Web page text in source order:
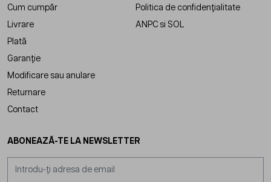
Cum cumpăr
Livrare
Plată
Garanție
Modificare sau anulare
Returnare
Contact
Politica de confidențialitate
ANPC si SOL
ABONEAZĂ-TE LA NEWSLETTER